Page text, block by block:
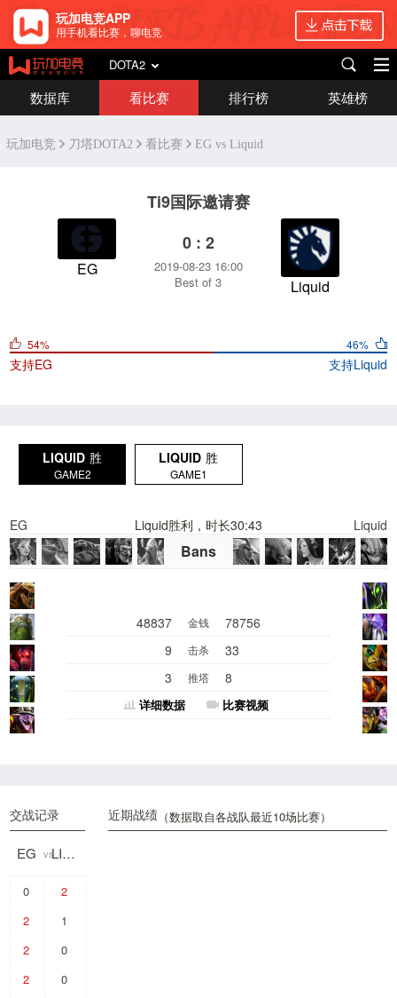
玩加电竞APP
用手机看比赛，聊电竞
DOTA2
数据库 看比赛 排行榜 英雄榜
玩加电竞 刀塔DOTA2 看比赛 EG vs Liquid
Ti9国际邀请赛
EG
0 : 2
2019-08-23 16:00
Best of 3
Liquid
46%
支持Liquid
54%
支持EG
LIQUID 胜
GAME2
LIQUID 胜
GAME1
EG Liquid胜利，时长30:43 Liquid
Bans
48837 金钱
78756
9
击杀
33
3
推塔 8
详细数据 比赛视频
近期战绩（数据取自各战队最近10场比赛）
交战记录
EG vs LIQUID
0
2
2
1
2
0
2
0